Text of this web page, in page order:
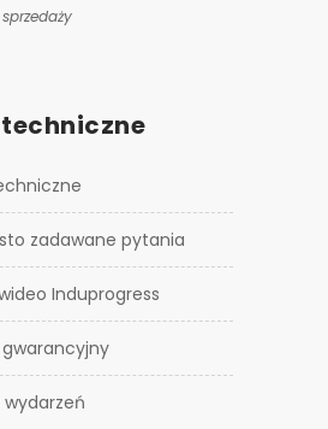
zadawane pytania
Induprogress